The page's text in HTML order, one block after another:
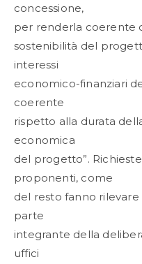
concessione,
per renderla coerente
sostenibilità del
interessi
economico-finanziari
coerente
rispetto alla durata
economica
del progetto”.
proponenti, come
del resto fanno
parte
integrante della
uffici